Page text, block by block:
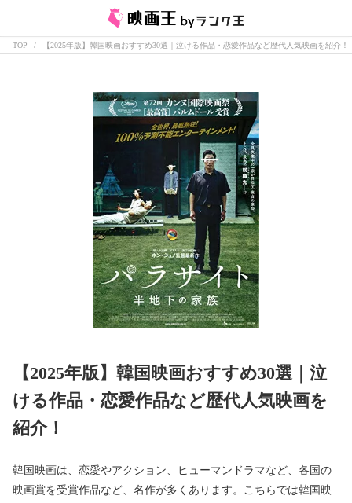
TOP 【2025年版】韓国映画おすすめ30選｜泣ける作品・恋愛作品など歴代人気映画を紹介！
【2025年版】韓国映画おすすめ30選｜泣
ける作品・恋愛作品など歴代人気映画を
紹介！
韓国映画は、恋愛やアクション、ヒューマンドラマなど、各国の
映画賞を受賞作品など、名作が多くあります。こちらでは韓国映